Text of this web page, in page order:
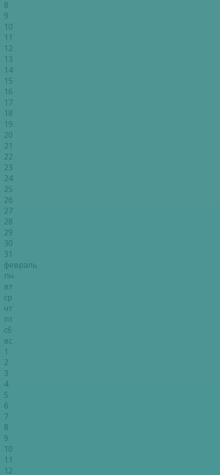
8
9
10
11
12
13
14
15
16
17
18
19
20
21
22
23
24
25
26
27
28
29
30
31
февраль
пн
вт
ср
чт
пт
сб
вс
1
2
3
4
5
6
7
8
9
10
11
12